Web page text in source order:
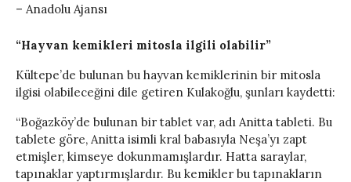
– Anadolu Ajansı
“Hayvan kemikleri mitosla ilgili olabilir”
Kültepe’de bulunan bu hayvan kemiklerinin bir mitosla
ilgisi olabileceğini dile getiren Kulakoğlu, şunları kaydetti:
“Boğazköy’de bulunan bir tablet var, adı Anitta tableti. Bu
tablete göre, Anitta isimli kral babasıyla Neşa’yı zapt
etmişler, kimseye dokunmamışlardır. Hatta saraylar,
tapınaklar yaptırmışlardır. Bu kemikler bu tapınakların